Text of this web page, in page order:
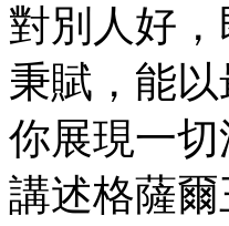
對別人好
秉賦，能
你展現一
講述格薩